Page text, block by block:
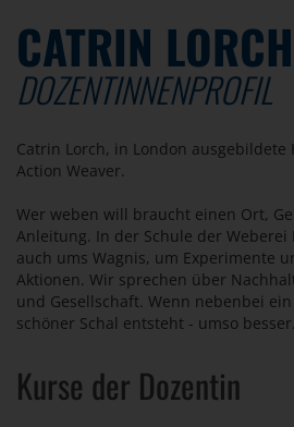
CATRIN LORCH
DOZENTINNENPROFIL
Catrin Lorch, in London ausgebildete
Action Weaver.
Wer weben will braucht einen Ort,
Anleitung. In der Schule der Weberei
auch ums Wagnis, um Experimente
Aktionen. Wir sprechen über
und Gesellschaft. Wenn nebenbei
schöner Schal entsteht - umso besser.
Kurse der Dozentin